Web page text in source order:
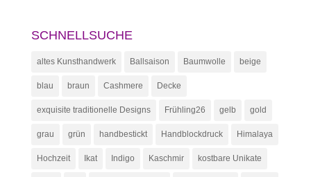
SCHNELLSUCHE
altes Kunsthandwerk Ballsaison Baumwolle beige
blau braun Cashmere Decke
exquisite traditionelle Designs Frühling26 gelb gold
grau grün handbestickt Handblockdruck Himalaya
Hochzeit Ikat Indigo Kaschmir kostbare Unikate